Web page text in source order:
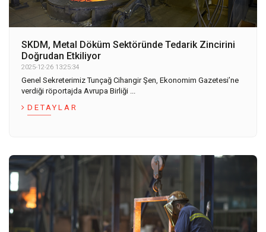
SKDM, Metal Döküm Sektöründe Tedarik Zincirini
Doğrudan Etkiliyor
2025-12-26 13:25:34
Genel Sekreterimiz Tunçağ Cihangir Şen, Ekonomim Gazetesi’ne
verdiği röportajda Avrupa Birliği ...
DETAYLAR